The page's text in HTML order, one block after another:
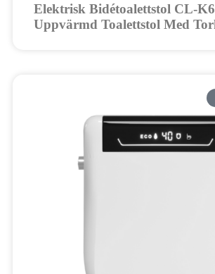
Elektrisk Bidétoalettstol CL-
Uppvärmd Toalettstol Med